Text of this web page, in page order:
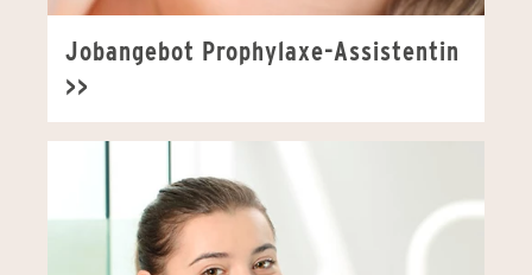
Jobangebot Prophylaxe-Assistentin
>>